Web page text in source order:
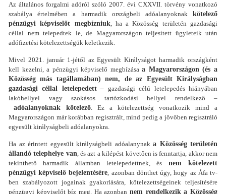
Az általános forgalmi adóról szóló 2007. évi CXXVII. törvény vonatkozó
szabálya értelmében a harmadik országbeli adóalanyoknak kötelező
pénzügyi képviselőt megbízniuk, ha a Közösség területén gazdasági
céllal nem telepedtek le, de Magyarországon teljesített ügyleteik után
adófizetési kötelezettségük keletkezik.
Mivel 2021. január 1-jétől az Egyesült Királyságot harmadik országként
kell kezelni, a pénzügyi képviselő megbízásaa Magyarországon (és a
Közösség más tagállamában) nem, de az Egyesült Királyságban
gazdasági céllal letelepedett– gazdasági célú letelepedés hiányában
lakóhellyel vagy szokásos tartózkodási hellyel rendelkező –
adóalanyoknak kötelező. Ez a kötelezettség vonatkozik mind a
Magyarországon már korábban regisztrált, mind pedig a jövőben regisztráló
egyesült királyságbeli adóalanyokra.
Ha az érintett egyesült királyságbeli adóalanynak a Közösség területén
állandó telephelye van, és azt a kilépést követően is fenntartja, akkor nem
tekinthető harmadik államban letelepedettnek, és nem kötelezett
pénzügyi képviselő bejelentésére, azonban dönthet úgy, hogy az Áfa tv-
ben szabályozott jogainak gyakorlására, kötelezettségeinek teljesítésére
pénzügyi képviselőt bíz meg. Ha azonban nem rendelkezik a Közösség